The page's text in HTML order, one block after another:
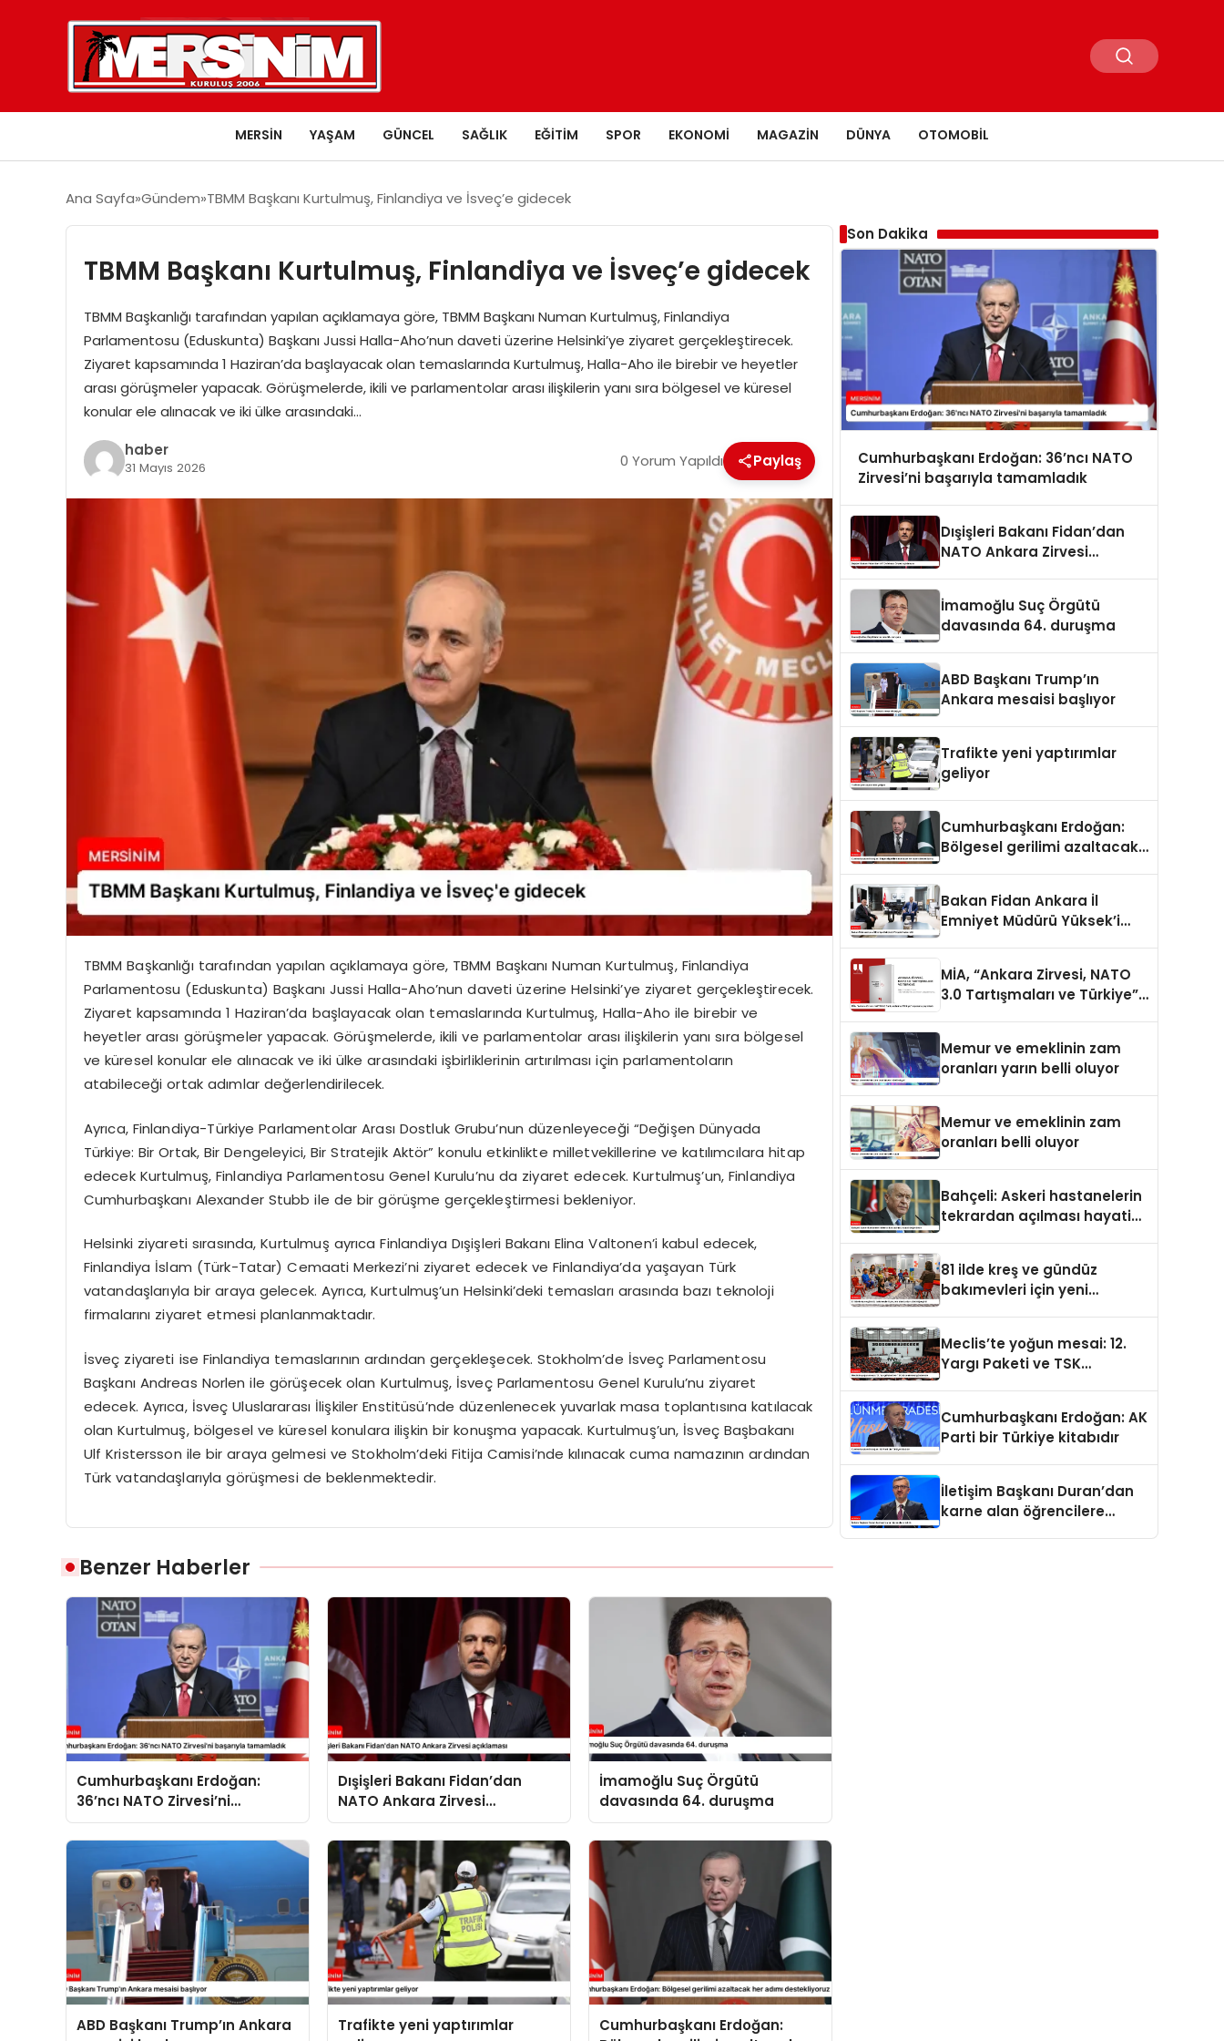
MERSIN YAŞAM GÜNCEL SAĞLIK EĞITIM SPOR EKONOMI MAGAZIN DÜNYA OTOMOBIL
Ana Sayfa Gündem TBMM Başkanı Kurtulmuş, Finlandiya ve İsveç’e gidecek
TBMM Başkanı Kurtulmuş, Finlandiya ve İsveç’e gidecek
TBMM Başkanlığı tarafından yapılan açıklamaya göre, TBMM Başkanı Numan Kurtulmuş, Finlandiya
Parlamentosu (Eduskunta) Başkanı Jussi Halla-Aho’nun daveti üzerine Helsinki’ye ziyaret gerçekleştirecek.
Ziyaret kapsamında 1 Haziran’da başlayacak olan temaslarında Kurtulmuş, Halla-Aho ile birebir ve heyetler
arası görüşmeler yapacak. Görüşmelerde, ikili ve parlamentolar arası ilişkilerin yanı sıra bölgesel ve küresel
konular ele alınacak ve iki ülke arasındaki…
haber
31 Mayıs 2026 0 Yorum Yapıldı Paylaş
TBMM Başkanlığı tarafından yapılan açıklamaya göre, TBMM Başkanı Numan Kurtulmuş, Finlandiya
Parlamentosu (Eduskunta) Başkanı Jussi Halla-Aho’nun daveti üzerine Helsinki’ye ziyaret gerçekleştirecek.
Ziyaret kapsamında 1 Haziran’da başlayacak olan temaslarında Kurtulmuş, Halla-Aho ile birebir ve
heyetler arası görüşmeler yapacak. Görüşmelerde, ikili ve parlamentolar arası ilişkilerin yanı sıra bölgesel
ve küresel konular ele alınacak ve iki ülke arasındaki işbirliklerinin artırılması için parlamentoların
atabileceği ortak adımlar değerlendirilecek.
Ayrıca, Finlandiya-Türkiye Parlamentolar Arası Dostluk Grubu’nun düzenleyeceği “Değişen Dünyada
Türkiye: Bir Ortak, Bir Dengeleyici, Bir Stratejik Aktör” konulu etkinlikte milletvekillerine ve katılımcılara hitap
edecek Kurtulmuş, Finlandiya Parlamentosu Genel Kurulu’nu da ziyaret edecek. Kurtulmuş’un, Finlandiya
Cumhurbaşkanı Alexander Stubb ile de bir görüşme gerçekleştirmesi bekleniyor.
Helsinki ziyareti sırasında, Kurtulmuş ayrıca Finlandiya Dışişleri Bakanı Elina Valtonen’i kabul edecek,
Finlandiya İslam (Türk-Tatar) Cemaati Merkezi’ni ziyaret edecek ve Finlandiya’da yaşayan Türk
vatandaşlarıyla bir araya gelecek. Ayrıca, Kurtulmuş’un Helsinki’deki temasları arasında bazı teknoloji
firmalarını ziyaret etmesi planlanmaktadır.
İsveç ziyareti ise Finlandiya temaslarının ardından gerçekleşecek. Stokholm’de İsveç Parlamentosu
Başkanı Andreas Norlen ile görüşecek olan Kurtulmuş, İsveç Parlamentosu Genel Kurulu’nu ziyaret
edecek. Ayrıca, İsveç Uluslararası İlişkiler Enstitüsü’nde düzenlenecek yuvarlak masa toplantısına katılacak
olan Kurtulmuş, bölgesel ve küresel konulara ilişkin bir konuşma yapacak. Kurtulmuş’un, İsveç Başbakanı
Ulf Kristersson ile bir araya gelmesi ve Stokholm’deki Fitija Camisi’nde kılınacak cuma namazının ardından
Türk vatandaşlarıyla görüşmesi de beklenmektedir.
Benzer Haberler
Cumhurbaşkanı Erdoğan:
36’ncı NATO Zirvesi’ni
başarıyla tamamladık
Dışişleri Bakanı Fidan’dan
NATO Ankara Zirvesi
açıklaması
İmamoğlu Suç Örgütü
davasında 64. duruşma
ABD Başkanı Trump’ın Ankara
Trafikte yeni yaptırımlar
Cumhurbaşkanı Erdoğan:
Son Dakika
Cumhurbaşkanı Erdoğan: 36’ncı NATO
Zirvesi’ni başarıyla tamamladık
Dışişleri Bakanı Fidan’dan
NATO Ankara Zirvesi
İmamoğlu Suç Örgütü
davasında 64. duruşma
ABD Başkanı Trump’ın
Ankara mesaisi başlıyor
Trafikte yeni yaptırımlar
geliyor
Cumhurbaşkanı Erdoğan:
Bölgesel gerilimi azaltacak
Bakan Fidan Ankara İl
Emniyet Müdürü Yüksek’i
MİA, “Ankara Zirvesi, NATO
3.0 Tartışmaları ve Türkiye”
Memur ve emeklinin zam
oranları yarın belli oluyor
Memur ve emeklinin zam
oranları belli oluyor
Bahçeli: Askeri hastanelerin
tekrardan açılması hayati
81 ilde kreş ve gündüz
bakımevleri için yeni
Meclis’te yoğun mesai: 12.
Yargı Paketi ve TSK
Cumhurbaşkanı Erdoğan: AK
Parti bir Türkiye kitabıdır
İletişim Başkanı Duran’dan
karne alan öğrencilere